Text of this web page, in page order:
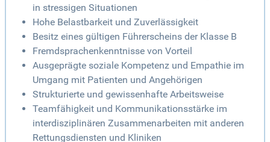
in stressigen Situationen
Hohe Belastbarkeit und Zuverlässigkeit
Besitz eines gültigen Führerscheins der Klasse B
Fremdsprachenkenntnisse von Vorteil
Ausgeprägte soziale Kompetenz und Empathie im
Umgang mit Patienten und Angehörigen
Strukturierte und gewissenhafte Arbeitsweise
Teamfähigkeit und Kommunikationsstärke im
interdisziplinären Zusammenarbeiten mit anderen
Rettungsdiensten und Kliniken